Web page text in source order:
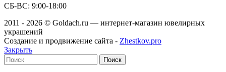
СБ-ВС: 9:00-18:00
2011 - 2026 © Goldach.ru — интернет-магазин ювелирных
украшений
Создание и продвижение сайта - Zhestkov.pro
Закрыть
Поиск